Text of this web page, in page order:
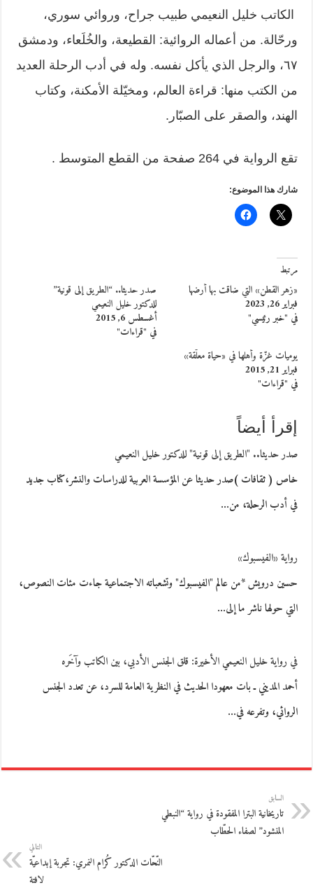
الكاتب خليل النعيمي طبيب جراح، وروائي سوري،
ورحّالة. من أعماله الروائية: القطيعة، والخُلَعاء، ودمشق
٦٧، والرجل الذي يأكل نفسه. وله في أدب الرحلة العديد
من الكتب منها: قراءة العالم، ومخيّلة الأمكنة، وكتاب
الهند، والصقر على الصبّار.
تقع الرواية في 264 صفحة من القطع المتوسط .
شارك هذا الموضوع:
مرتبط
«زهر القطن» التي ضاقت بها أرضها
فبراير 26, 2023
في "خبر رئيسي"
صدر حديثا.. “الطريق إلى قونية”
للدكتور خليل النعيمي
أغسطس 6, 2015
في "قراءات"
يوميات غزّة وأهلها في «حياة معلّقة»
فبراير 21, 2015
في "قراءات"
إقرأ أيضاً
صدر حديثا.. "الطريق إلى قونية" للدكتور خليل النعيمي
خاص ( ثقافات )صدر حديثا عن المؤسسة العربية للدراسات والنشر،كتاب جديد
في أدب الرحلة، من…
رواية «الفيسبوك»
حسين درويش *من عالم "الفيسبوك" وتشعباته الاجتماعية جاءت مئات النصوص،
التي حولها ناشر ما إلى…
في رواية خليل النعيمي الأخيرة: قلق الجنس الأدبي، بين الكاتب وآخَره
أحمد المديني ـ بات معهودا الحديث في النظرية العامة للسرد، عن تعدد الجنس
الروائي، وتفرعه في…
السابق
تاريخانية البترا المفقودة في رواية “النبطي
المنشود” لصفاء الحطّاب
التالي
النّحّات الدكتور كُرام النمري: تجربة إبداعيّة
لافتة